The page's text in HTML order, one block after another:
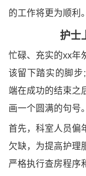
的工作将更为顺利。
护士
忙碌、充实的xx年
该留下踏实的脚
端在成功的结束之
画一个圆满的句号。
首先，科室人员偏
欠缺，为提高护理
严格执行查房程序